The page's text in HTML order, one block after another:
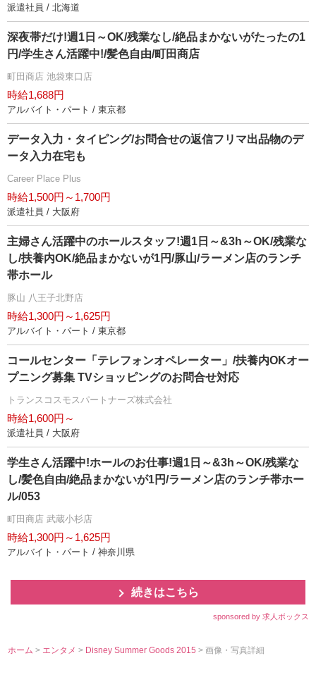
派遣社員 / 北海道
深夜帯だけ!週1日～OK/残業なし/絶品まかないがたったの1
円/学生さん活躍中!/髪色自由/町田商店
町田商店 池袋東口店
時給1,688円
アルバイト・パート / 東京都
データ入力・タイピング/お問合せの返信フリマ出品物のデ
ータ入力在宅も
Career Place Plus
時給1,500円～1,700円
派遣社員 / 大阪府
主婦さん活躍中のホールスタッフ!週1日～&3h～OK/残業な
し/扶養内OK/絶品まかないが1円/豚山/ラーメン店のランチ
帯ホール
豚山 八王子北野店
時給1,300円～1,625円
アルバイト・パート / 東京都
コールセンター「テレフォンオペレーター」/扶養内OKオー
プニング募集 TVショッピングのお問合せ対応
トランスコスモスパートナーズ株式会社
時給1,600円～
派遣社員 / 大阪府
学生さん活躍中!ホールのお仕事!週1日～&3h～OK/残業な
し/髪色自由/絶品まかないが1円/ラーメン店のランチ帯ホー
ル/053
町田商店 武蔵小杉店
時給1,300円～1,625円
アルバイト・パート / 神奈川県
続きはこちら
sponsored by 求人ボックス
ホーム > エンタメ> Disney Summer Goods 2015> 画像・写真詳細